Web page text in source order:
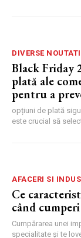
DIVERSE NOUTATI
Black Friday
plată ale
pentru a
opțiuni de plată
este crucial să
AFACERI SI
Ce
când
Cumpărarea unei
specialitate și te